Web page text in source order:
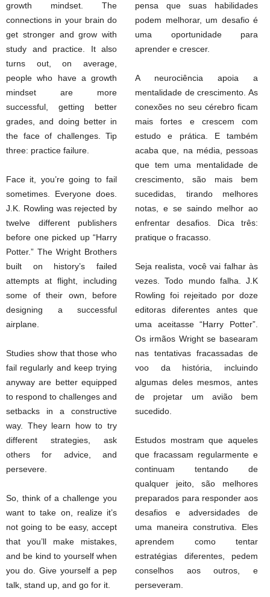
growth mindset. The
connections in your brain do
get stronger and grow with
study and practice. It also
turns out, on average,
people who have a growth
mindset are more
successful, getting better
grades, and doing better in
the face of challenges. Tip
three: practice failure.
Face it, you’re going to fail
sometimes. Everyone does.
J.K. Rowling was rejected by
twelve different publishers
before one picked up “Harry
Potter.” The Wright Brothers
built on history’s failed
attempts at flight, including
some of their own, before
designing a successful
airplane.
Studies show that those who
fail regularly and keep trying
anyway are better equipped
to respond to challenges and
setbacks in a constructive
way. They learn how to try
different strategies, ask
others for advice, and
persevere.
So, think of a challenge you
want to take on, realize it’s
not going to be easy, accept
that you’ll make mistakes,
and be kind to yourself when
you do. Give yourself a pep
talk, stand up, and go for it.
pensa que suas habilidades
podem melhorar, um desafio é
uma oportunidade para
aprender e crescer.
A neurociência apoia a
mentalidade de crescimento. As
conexões no seu cérebro ficam
mais fortes e crescem com
estudo e prática. E também
acaba que, na média, pessoas
que tem uma mentalidade de
crescimento, são mais bem
sucedidas, tirando melhores
notas, e se saindo melhor ao
enfrentar desafios. Dica três:
pratique o fracasso.
Seja realista, você vai falhar às
vezes. Todo mundo falha. J.K
Rowling foi rejeitado por doze
editoras diferentes antes que
uma aceitasse “Harry Potter”.
Os irmãos Wright se basearam
nas tentativas fracassadas de
voo da história, incluindo
algumas deles mesmos, antes
de projetar um avião bem
sucedido.
Estudos mostram que aqueles
que fracassam regularmente e
continuam tentando de
qualquer jeito, são melhores
preparados para responder aos
desafios e adversidades de
uma maneira construtiva. Eles
aprendem como tentar
estratégias diferentes, pedem
conselhos aos outros, e
perseveram.